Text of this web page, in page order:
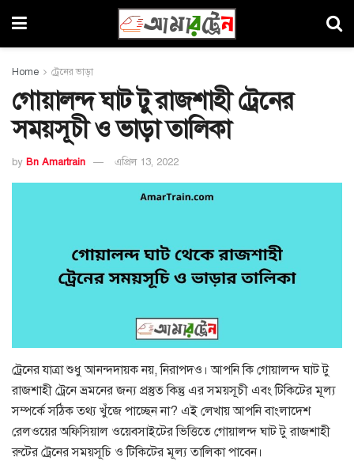
Home ট্রেনের ভাড়া
গোয়ালন্দ ঘাট টু রাজশাহী ট্রেনের
সময়সূচী ও ভাড়া তালিকা
by Bn Amartrain এপ্রিল 13, 2022
ট্রেনের যাত্রা শুধু আনন্দদায়ক নয়, নিরাপদও। আপনি কি গোয়ালন্দ ঘাট টু
রাজশাহী ট্রেনে ভ্রমনের জন্য প্রস্তুত কিন্তু এর সময়সূচী এবং টিকিটের মূল্য
সম্পর্কে সঠিক তথ্য খুঁজে পাচ্ছেন না? এই লেখায় আপনি বাংলাদেশ
রেলওয়ের অফিসিয়াল ওয়েবসাইটের ভিত্তিতে গোয়ালন্দ ঘাট টু রাজশাহী
রুটের ট্রেনের সময়সূচি ও টিকিটের মূল্য তালিকা পাবেন।